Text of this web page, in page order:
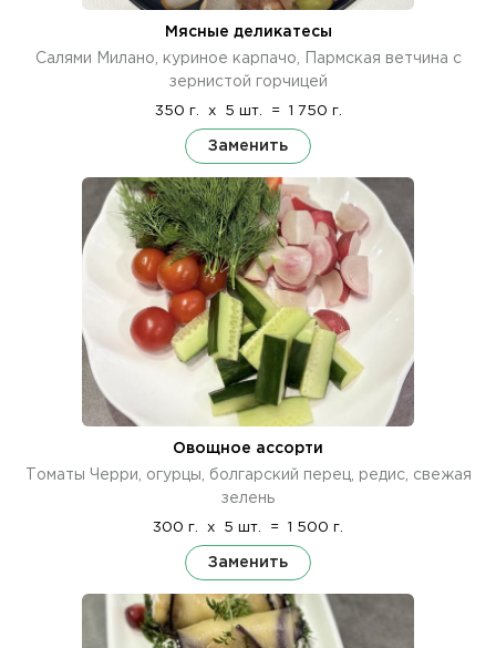
Мясные деликатесы
Салями Милано, куриное карпачо, Пармская ветчина с
зернистой горчицей
350 г. x 5 шт. = 1 750 г.
Заменить
Овощное ассорти
Томаты Черри, огурцы, болгарский перец, редис, свежая
зелень
300 г. x 5 шт. = 1 500 г.
Заменить